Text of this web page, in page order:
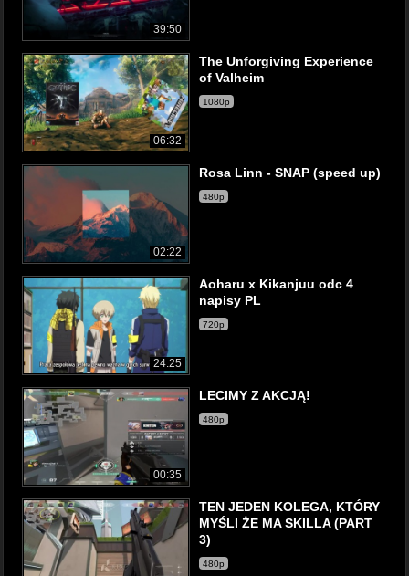
39:50
06:32
The Unforgiving Experience
of Valheim
1080p
02:22
Rosa Linn - SNAP (speed up)
480p
24:25
Aoharu x Kikanjuu odc 4
napisy PL
720p
00:35
LECIMY Z AKCJĄ!
480p
TEN JEDEN KOLEGA, KTÓRY
MYŚLI ŻE MA SKILLA (PART
3)
480p